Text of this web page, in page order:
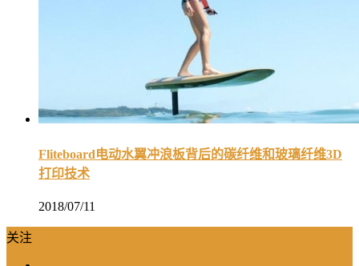
Fliteboard电动水翼冲浪板背后的碳纤维和玻璃纤维3D
打印技术
2018/07/11
关注